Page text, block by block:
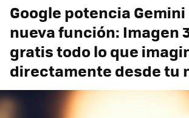
Google potencia
nueva función: Imagen
gratis todo lo que
directamente desde tu